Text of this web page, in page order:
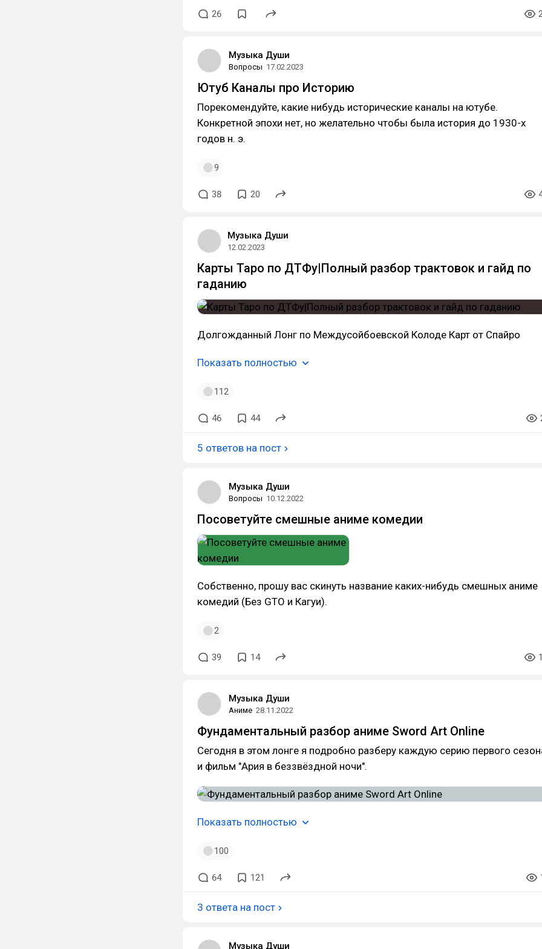
26
Музыка Души
Вопросы 17.02.2023
Ютуб Каналы про Историю
Порекомендуйте, какие нибудь исторические каналы на ютубе.
Конкретной эпохи нет, но желательно чтобы была история до 1930-х
годов н. э.
9
38 20
Музыка Души
12.02.2023
Карты Таро по ДТФу|Полный разбор трактовок и гайд по
гаданию
Долгожданный Лонг по Междусойбоевской Колоде Карт от Спайро
Показать полностью
112
46 44
5 ответов на пост
Музыка Души
Вопросы 10.12.2022
Посоветуйте смешные аниме комедии
Собственно, прошу вас скинуть название каких-нибудь смешных аниме
комедий (Без GTO и Кагуи).
2
39 14
Музыка Души
Аниме 28.11.2022
Фундаментальный разбор аниме Sword Art Online
Сегодня в этом лонге я подробно разберу каждую серию первого
и фильм "Ария в беззвёздной ночи".
Показать полностью
100
64 121
3 ответа на пост
Музыка Души